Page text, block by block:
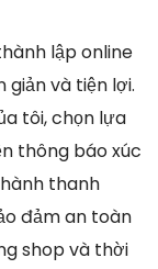
lập online
và tiện lợi.
tôi, chọn lựa
thông báo xúc
thanh
đảm an toàn
shop và thời